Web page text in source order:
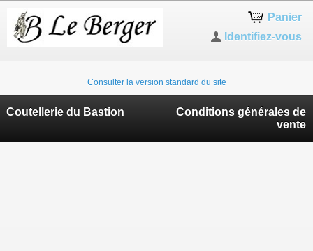
Panier
Identifiez-vous
Consulter la version standard du site
Coutellerie du Bastion
Conditions générales de
vente